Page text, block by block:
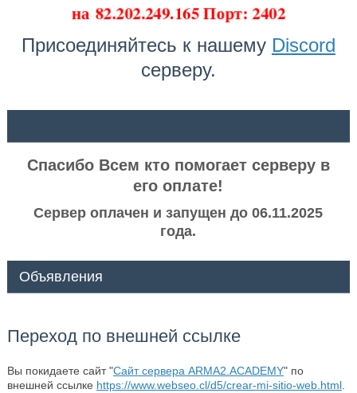
на 82.202.249.165 Порт: 2402
Присоединяйтесь к нашему Discord
серверу.
Спасибо Всем кто помогает серверу в
его оплате!
Сервер оплачен и запущен до 06.11.2025
года.
Объявления
Переход по внешней ссылке
Вы покидаете сайт "Сайт сервера ARMA2.ACADEMY" по
внешней ссылке https://www.webseo.cl/d5/crear-mi-sitio-web.html.